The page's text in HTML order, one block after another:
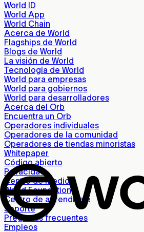
World ID
World App
World Chain
Acerca de World
Flagships de World
Blogs de World
La visión de World
Tecnología de World
World para empresas
World para gobiernos
World para desarrolladores
Acerca del Orb
Encuentra un Orb
Operadores individuales
Operadores de la comunidad
Operadores de tiendas minoristas
Whitepaper
Código abierto
Privacidad
Centro de medios
World Foundation
Centro de aprendizaje
Soporte
Preguntas frecuentes
Empleos